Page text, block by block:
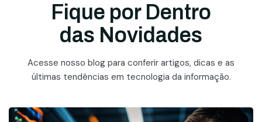
Fique por Dentro
das Novidades
Acesse nosso blog para conferir artigos, dicas e as
últimas tendências em tecnologia da informação.